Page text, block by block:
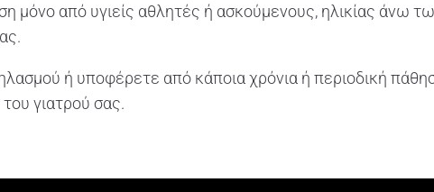
μόνο από υγιείς αθλητές ή ασκούμενους, ηλικίας άνω
ή υποφέρετε από κάποια χρόνια ή περιοδική
γιατρού σας.